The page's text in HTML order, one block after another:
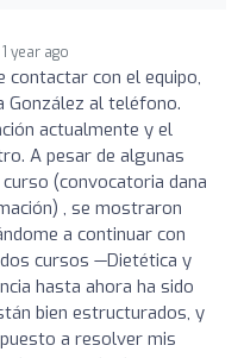
1 year ago
contactar con el equipo,
González al teléfono.
actualmente y el
A pesar de algunas
(convocatoria dana
, se mostraron
a continuar con
cursos —Dietética y
hasta ahora ha sido
bien estructurados, y
a resolver mis